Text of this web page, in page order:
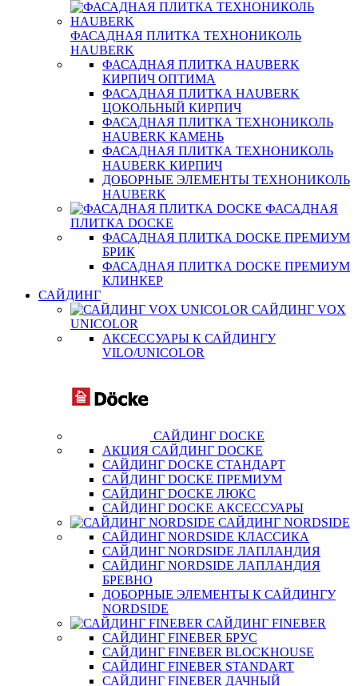
ФАСАДНАЯ ПЛИТКА ТЕХНОНИКОЛЬ
HAUBERK
ФАСАДНАЯ ПЛИТКА HAUBERK
КИРПИЧ ОПТИМА
ФАСАДНАЯ ПЛИТКА HAUBERK
ЦОКОЛЬНЫЙ КИРПИЧ
ФАСАДНАЯ ПЛИТКА ТЕХНОНИКОЛЬ
HAUBERK КАМЕНЬ
ФАСАДНАЯ ПЛИТКА ТЕХНОНИКОЛЬ
HAUBERK КИРПИЧ
ДОБОРНЫЕ ЭЛЕМЕНТЫ ТЕХНОНИКОЛЬ
HAUBERK
ФАСАДНАЯ
ПЛИТКА DOCKE
ФАСАДНАЯ ПЛИТКА DOCKE ПРЕМИУМ
БРИК
ФАСАДНАЯ ПЛИТКА DOCKE ПРЕМИУМ
КЛИНКЕР
САЙДИНГ
САЙДИНГ VOX
UNICOLOR
АКСЕССУАРЫ К САЙДИНГУ
VILO/UNICOLOR
САЙДИНГ DOCKE
АКЦИЯ САЙДИНГ DOCKE
САЙДИНГ DOCKE СТАНДАРТ
САЙДИНГ DOCKE ПРЕМИУМ
САЙДИНГ DOCKE ЛЮКС
САЙДИНГ DOCKE АКСЕССУАРЫ
САЙДИНГ NORDSIDE
САЙДИНГ NORDSIDE КЛАССИКА
САЙДИНГ NORDSIDE ЛАПЛАНДИЯ
САЙДИНГ NORDSIDE ЛАПЛАНДИЯ
БРЕВНО
ДОБОРНЫЕ ЭЛЕМЕНТЫ К САЙДИНГУ
NORDSIDE
САЙДИНГ FINEBER
САЙДИНГ FINEBER БРУС
САЙДИНГ FINEBER BLOCKHOUSE
САЙДИНГ FINEBER STANDART
САЙДИНГ FINEBER ДАЧНЫЙ